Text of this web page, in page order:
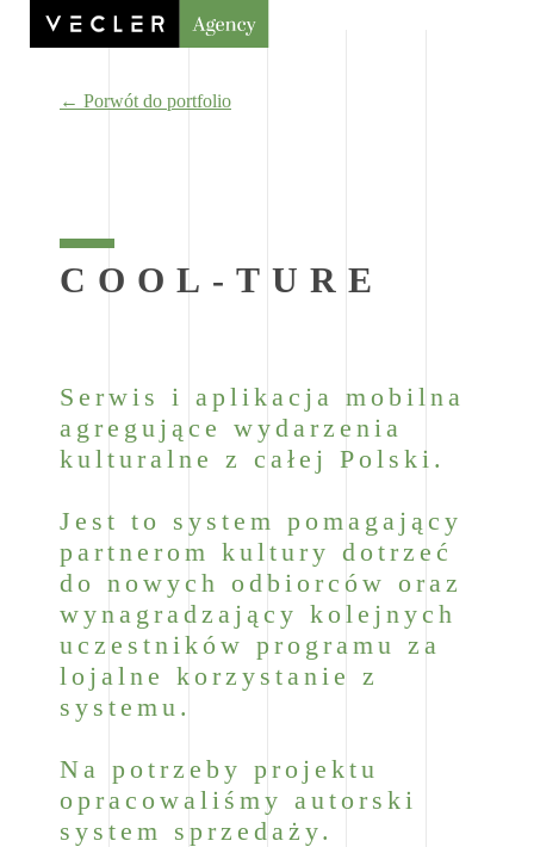
← Porwót do portfolio
COOL-TURE
Serwis i aplikacja mobilna
agregujące wydarzenia
kulturalne z całej Polski.
Jest to system pomagający
partnerom kultury dotrzeć
do nowych odbiorców oraz
wynagradzający kolejnych
uczestników programu za
lojalne korzystanie z
systemu.
Na potrzeby projektu
opracowaliśmy autorski
system sprzedaży.